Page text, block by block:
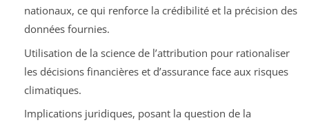
nationaux, ce qui renforce la crédibilité et la précision des
données fournies.
Utilisation de la science de l’attribution pour rationaliser
les décisions financières et d’assurance face aux risques
climatiques.
Implications juridiques, posant la question de la